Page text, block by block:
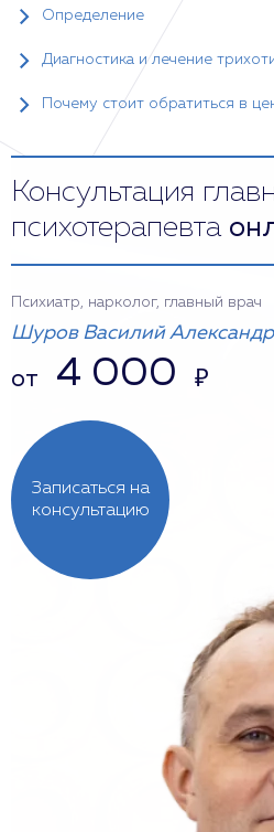
Определение
Диагностика и лечение
Почему стоит обратиться в
Консультация
психотерапевта
Записаться на
консультацию
Психиатр, нарколог, главный врач
Шуров Василий
от 4 000 ₽